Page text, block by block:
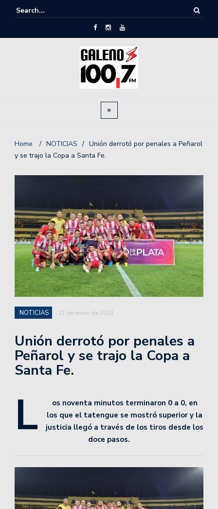
Home / NOTICIAS / Unión derrotó por penales a Peñarol
y se trajo la Copa a Santa Fe.
NOTICIAS 21 de enero de 2023
Unión derrotó por penales a
Peñarol y se trajo la Copa a
Santa Fe.
L
os noventa minutos terminaron 0 a 0, en
los que el tatengue se mostró superior y la
justicia llegó a través de los tiros desde los
doce pasos.